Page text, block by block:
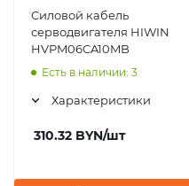
Силовой кабель
серводвигателя HIWIN
HVPM06CA10MB
Есть в наличии: 3
Характеристики
310.32 BYN/шт